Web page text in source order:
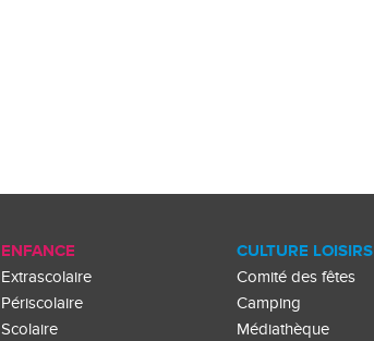
ENFANCE
Extrascolaire
Périscolaire
Scolaire
CULTURE LOISIRS
Comité des fêtes
Camping
Médiathèque